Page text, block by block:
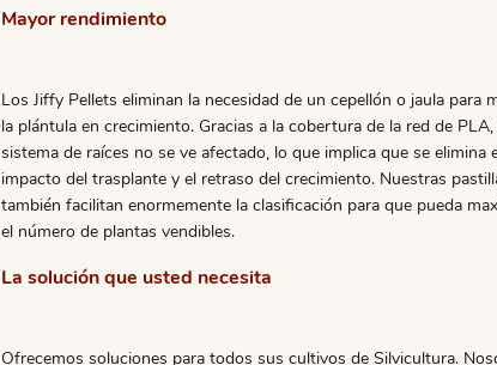
Mayor rendimiento
Los Jiffy Pellets eliminan la necesidad de un cepellón o jaula para
la plántula en crecimiento. Gracias a la cobertura de la red de PLA,
sistema de raíces no se ve afectado, lo que implica que se elimina
impacto del trasplante y el retraso del crecimiento. Nuestras
también facilitan enormemente la clasificación para que pueda
el número de plantas vendibles.
La solución que usted necesita
Ofrecemos soluciones para todos sus cultivos de Silvicultura.